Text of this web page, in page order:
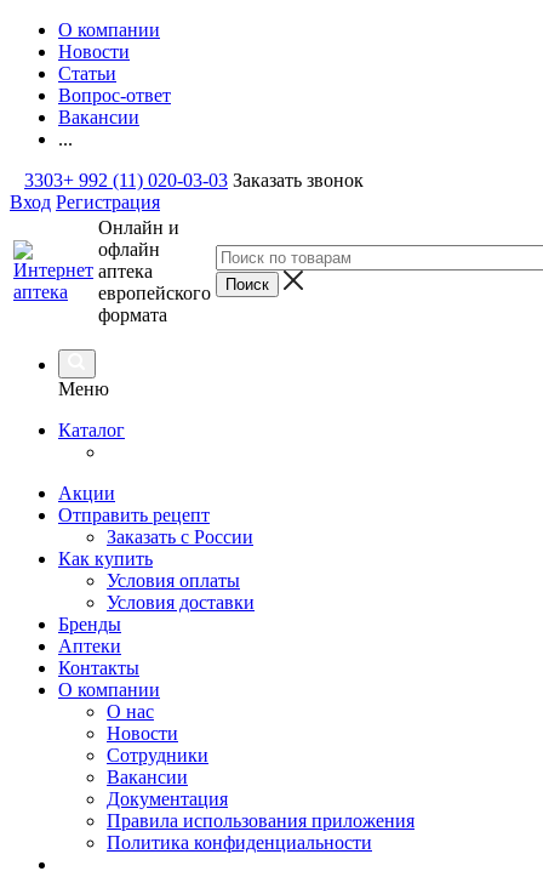
О компании
Новости
Статьи
Вопрос-ответ
Вакансии
...
3303+ 992 (11) 020-03-03 Заказать звонок
Вход Регистрация
Онлайн и
офлайн
аптека
европейского
формата
Меню
Каталог
Акции
Отправить рецепт
Заказать с России
Как купить
Условия оплаты
Условия доставки
Бренды
Аптеки
Контакты
О компании
О нас
Новости
Сотрудники
Вакансии
Документация
Правила использования приложения
Политика конфиденциальности